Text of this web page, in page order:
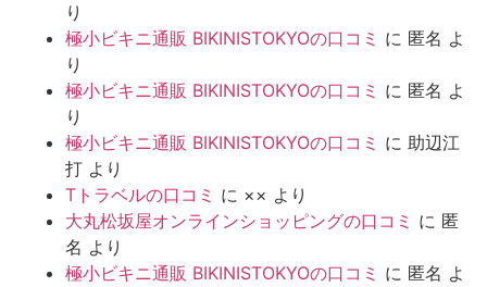
り
極小ビキニ通販 BIKINISTOKYOの口コミ に 匿名 よ
り
極小ビキニ通販 BIKINISTOKYOの口コミ に 匿名 よ
り
極小ビキニ通販 BIKINISTOKYOの口コミ に 助辺江
打 より
Tトラベルの口コミ に ×× より
大丸松坂屋オンラインショッピングの口コミ に 匿
名 より
極小ビキニ通販 BIKINISTOKYOの口コミ に 匿名 よ